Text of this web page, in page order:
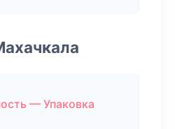
— Упаковка